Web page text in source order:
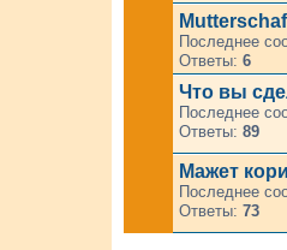
Последнее
Ответы: 6
Что вы
Последнее
Ответы: 89
Мажет
Последнее
Ответы: 73